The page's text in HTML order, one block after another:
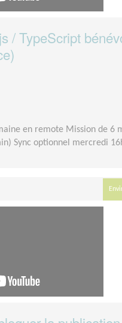
/ TypeScript
en remote Mission de 6
Sync optionnel mercredi